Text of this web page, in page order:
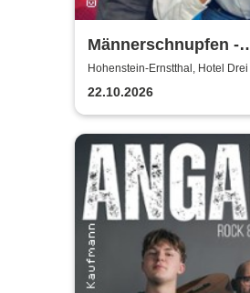
Männerschnupfen -
Buchenau Comedy
Hohenstein-Ernstthal, Hotel
22.10.2026